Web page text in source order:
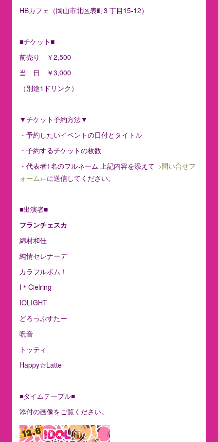
HBカフェ（岡山市北区表町3 丁目15-12）
■チケット■
前売り ￥2,500
当 日 ￥3,000
（別途1ドリンク）
▼チケット予約方法▼
・予約したいイベントの日付とタイトル
・予約するチケットの枚数
・代表者1名のフルネーム 上記内容を添えて→問い合せフ
ォーム←に送信してください。
■出演者■
フランチェスカ
綿村和佳
純情セレナーデ
カラフルボム！
I＊Cielring
IOLIGHT
どろっぷすたー
呪音
トッティ
Happy☆Latte
■タイムテーブル■
添付の画像をご覧ください。